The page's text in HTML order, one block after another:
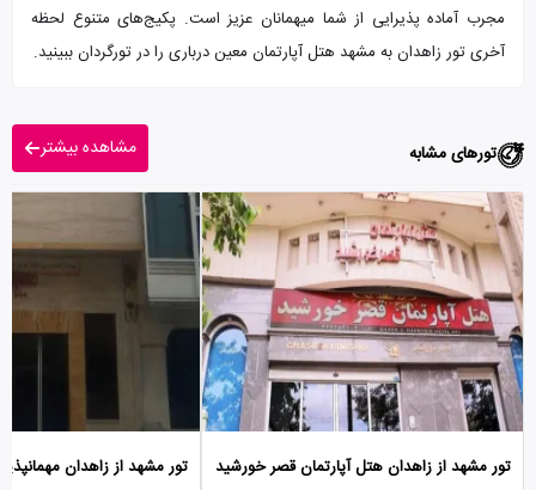
مجرب آماده پذیرایی از شما میهمانان عزیز است. پکیج‌های متنوع لحظه
آخری تور زاهدان به مشهد هتل آپارتمان معین درباری را در تورگردان ببینید.
تورهای مشابه مشاهده بیشتر
تور مشهد از زاهدان هتل آپارتمان قصر خورشید تور مشهد از زاهدان